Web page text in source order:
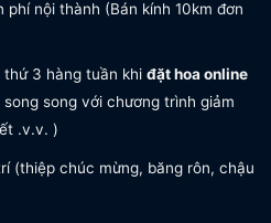
phí nội thành (Bán kính 10km đơn
3 hàng tuần khi đặt hoa online
song với chương trình giảm
.v.v. )
(thiệp chúc mừng, băng rôn, chậu